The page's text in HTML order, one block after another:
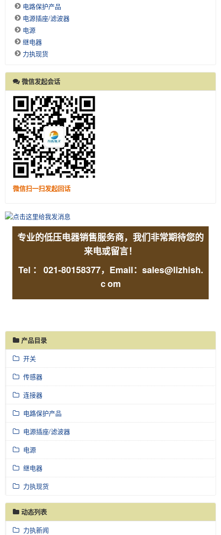
电路保护产品
电源插座/滤波器
电源
继电器
力执现货
微信发起会话
微信扫一扫发起回话
专业的低压电器销售服务商，我们非常期待您的
来电或留言！
Tel ： 021-80158377，Email：sales@lizhish.
com
产品目录
开关
传感器
连接器
电路保护产品
电源插座/滤波器
电源
继电器
力执现货
动态列表
力执新闻